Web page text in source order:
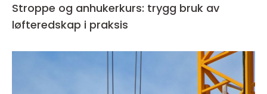
Stroppe og anhukerkurs: trygg bruk av
løfteredskap i praksis